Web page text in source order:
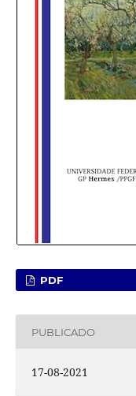
PDF
PUBLICADO
17-08-2021